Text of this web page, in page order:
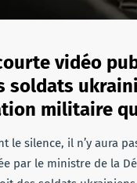
vidéo
soldats
militaire
le silence, il n’y aura
par le ministre de la